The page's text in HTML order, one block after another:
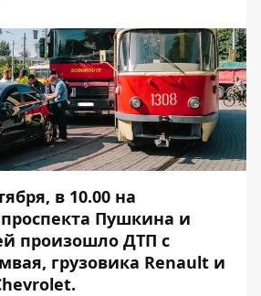
в 10.00 на
Пушкина и
произошло ДТП с
грузовика Renault и